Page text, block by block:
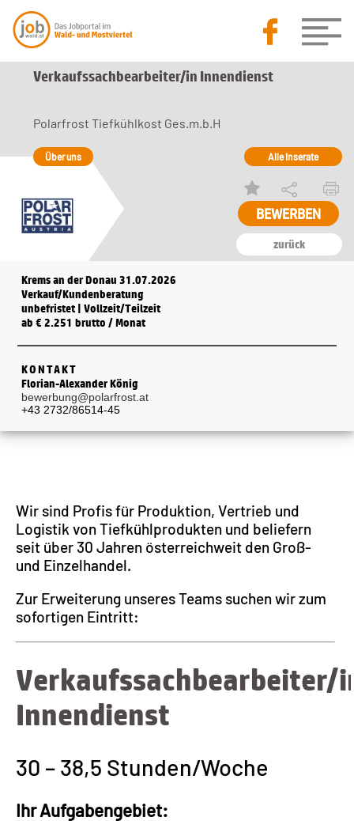
Verkaufssachbearbeiter/in Innendienst
zurück
Polarfrost Tiefkühlkost Ges.m.b.H
Über uns Alle Inserate
BEWERBEN
Krems an der Donau 31.07.2026
Verkauf/Kundenberatung
unbefristet | Vollzeit/Teilzeit
ab € 2.251 brutto / Monat
KONTAKT
Florian-Alexander König
bewerbung@polarfrost.at
+43 2732/86514-45
Wir sind Profis für Produktion, Vertrieb und
Logistik von Tiefkühlprodukten und beliefern
seit über 30 Jahren österreichweit den Groß-
und Einzelhandel.
Zur Erweiterung unseres Teams suchen wir zum
sofortigen Eintritt:
Verkaufssachbearbeiter/
Innendienst
30 – 38,5 Stunden/Woche
Ihr Aufgabengebiet: